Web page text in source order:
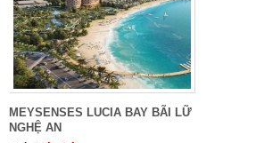
MEYSENSES LUCIA BAY BÃI LỮ
NGHỆ AN